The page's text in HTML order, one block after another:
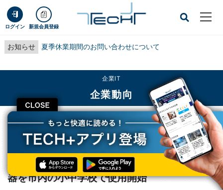
ログイン 新規会員登録
お知らせ 夏季休業期間のお問い合わせについて
CLOSE
企業IT
企業動向
TECH+ 企業IT
企業動向
福知山市×パナソニック、環境配慮型の給食食器を市内の小中学校で使用開始
福知山市×パナソニック、環境配慮型の給食食
器を市内の小中学校で使用開始